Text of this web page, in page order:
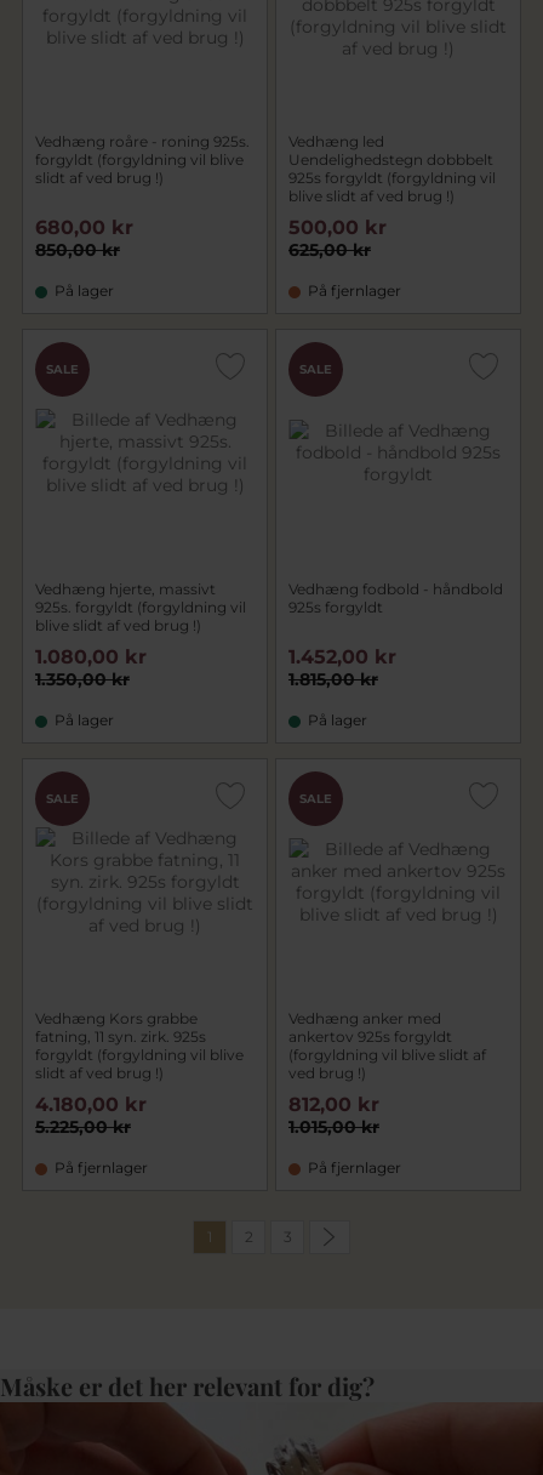
Vedhæng roåre - roning 925s.
forgyldt (forgyldning vil blive
slidt af ved brug !)
850,00 kr
680,00 kr
På lager
Vedhæng led
Uendelighedstegn dobbbelt
925s forgyldt (forgyldning vil
blive slidt af ved brug !)
625,00 kr
500,00 kr
På fjernlager
SALE
Vedhæng hjerte, massivt
925s. forgyldt (forgyldning vil
blive slidt af ved brug !)
1.350,00 kr
1.080,00 kr
På lager
SALE
Vedhæng fodbold - håndbold
925s forgyldt
1.815,00 kr
1.452,00 kr
På lager
SALE
Vedhæng Kors grabbe
fatning, 11 syn. zirk. 925s
forgyldt (forgyldning vil blive
slidt af ved brug !)
5.225,00 kr
4.180,00 kr
På fjernlager
SALE
Vedhæng anker med
ankertov 925s forgyldt
(forgyldning vil blive slidt af
ved brug !)
1.015,00 kr
812,00 kr
På fjernlager
1 2 3
Måske er det her relevant for dig?